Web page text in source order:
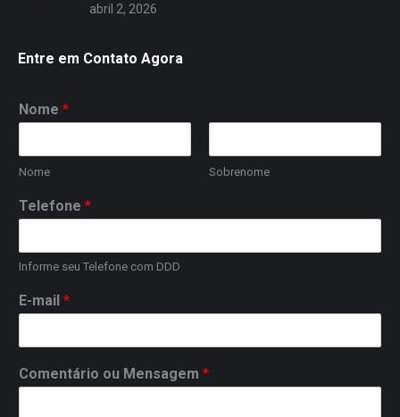
abril 2, 2026
Entre em Contato Agora
Nome *
Nome Sobrenome
Telefone *
Informe seu Telefone com DDD
E-mail *
Comentário ou Mensagem *